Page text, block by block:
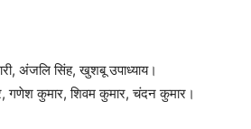
अंजलि सिंह, खुशबू उपाध्याय।
गणेश कुमार, शिवम कुमार, चंदन कुमार।